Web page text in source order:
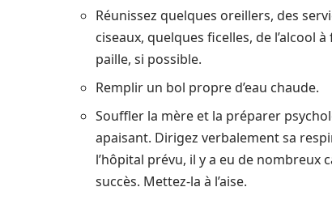
Réunissez quelques oreillers, des
ciseaux, quelques ficelles, de l’alcool
paille, si possible.
Remplir un bol propre d’eau chaude.
Souffler la mère et la préparer
apaisant. Dirigez verbalement sa
l’hôpital prévu, il y a eu de nombreux
succès. Mettez-la à l’aise.